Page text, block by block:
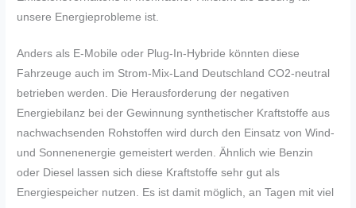
unsere Energieprobleme ist.
Anders als E-Mobile oder Plug-In-Hybride könnten diese
Fahrzeuge auch im Strom-Mix-Land Deutschland CO2-neutral
betrieben werden. Die Herausforderung der negativen
Energiebilanz bei der Gewinnung synthetischer Kraftstoffe aus
nachwachsenden Rohstoffen wird durch den Einsatz von Wind-
und Sonnenenergie gemeistert werden. Ähnlich wie Benzin
oder Diesel lassen sich diese Kraftstoffe sehr gut als
Energiespeicher nutzen. Es ist damit möglich, an Tagen mit viel